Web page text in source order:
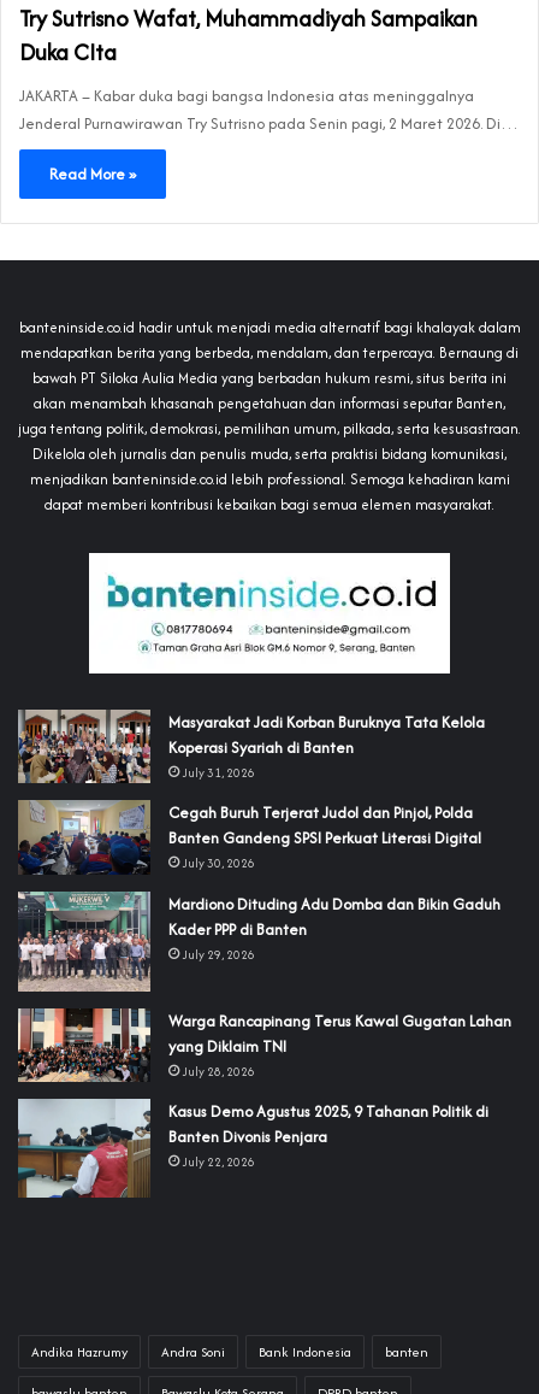
Try Sutrisno Wafat, Muhammadiyah Sampaikan
Duka CIta
JAKARTA – Kabar duka bagi bangsa Indonesia atas meninggalnya
Jenderal Purnawirawan Try Sutrisno pada Senin pagi, 2 Maret 2026. Di…
Read More »
banteninside.co.id hadir untuk menjadi media alternatif bagi khalayak dalam
mendapatkan berita yang berbeda, mendalam, dan terpercaya. Bernaung di
bawah PT Siloka Aulia Media yang berbadan hukum resmi, situs berita ini
akan menambah khasanah pengetahuan dan informasi seputar Banten,
juga tentang politik, demokrasi, pemilihan umum, pilkada, serta kesusastraan.
Dikelola oleh jurnalis dan penulis muda, serta praktisi bidang komunikasi,
menjadikan banteninside.co.id lebih professional. Semoga kehadiran kami
dapat memberi kontribusi kebaikan bagi semua elemen masyarakat.
‎Masyarakat Jadi Korban Buruknya Tata Kelola
Koperasi Syariah di Banten
July 31, 2026
Cegah Buruh Terjerat Judol dan Pinjol, Polda
Banten Gandeng SPSI Perkuat Literasi Digital
July 30, 2026
‎Mardiono Dituding Adu Domba dan Bikin Gaduh
Kader PPP di Banten
July 29, 2026
‎Warga Rancapinang Terus Kawal Gugatan Lahan
yang Diklaim TNI‎‎
July 28, 2026
‎Kasus Demo Agustus 2025, 9 Tahanan Politik di
Banten Divonis Penjara
July 22, 2026
Andika Hazrumy Andra Soni Bank Indonesia banten